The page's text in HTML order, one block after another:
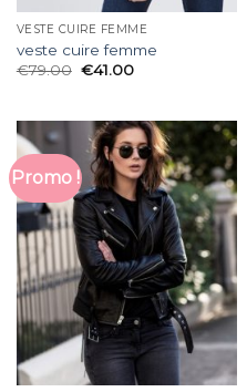
VESTE CUIRE FEMME
veste cuire femme
€79.00 €41.00
Promo !